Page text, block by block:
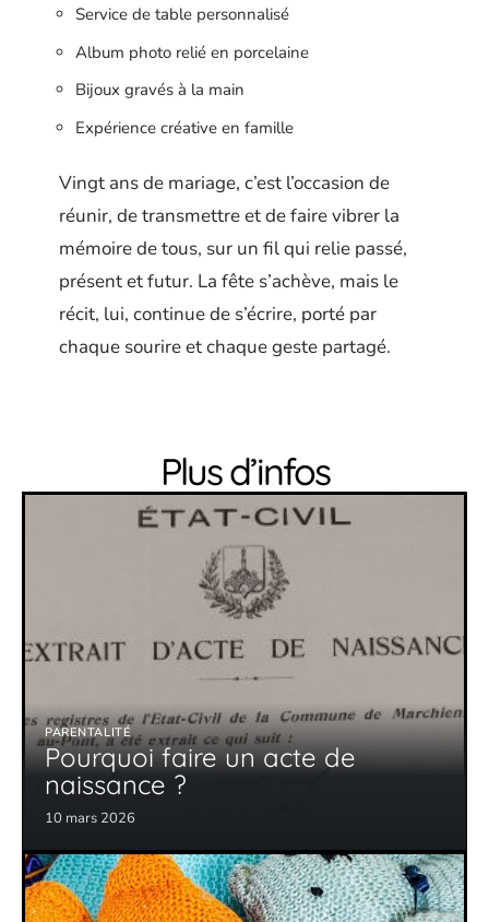
Service de table personnalisé
Album photo relié en porcelaine
Bijoux gravés à la main
Expérience créative en famille
Vingt ans de mariage, c’est l’occasion de
réunir, de transmettre et de faire vibrer la
mémoire de tous, sur un fil qui relie passé,
présent et futur. La fête s’achève, mais le
récit, lui, continue de s’écrire, porté par
chaque sourire et chaque geste partagé.
Plus d’infos
PARENTALITÉ
Pourquoi faire un acte de
naissance ?
10 mars 2026